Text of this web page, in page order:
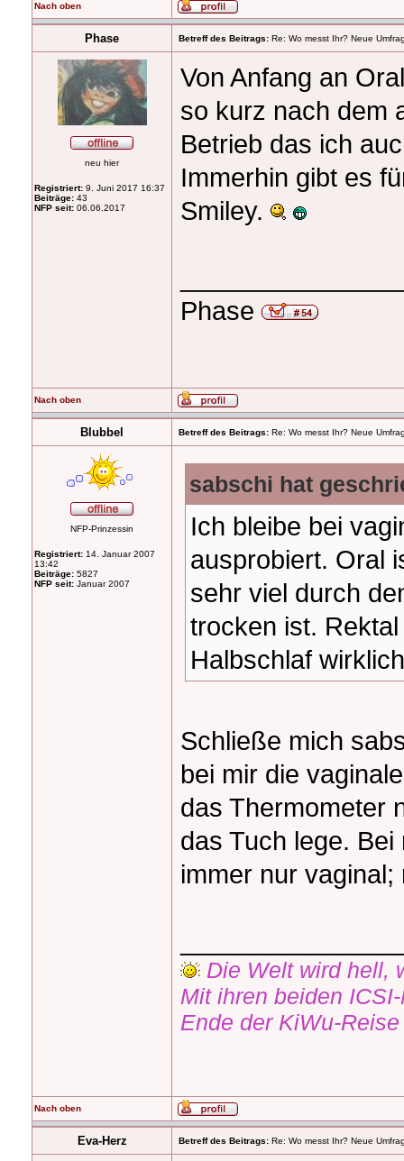
Nach oben
Phase Betreff des Beitrags: Re: Wo messt Ihr? Neue
neu hier
Registriert: 9. Juni 2017 16:37
Beiträge: 43
NFP seit: 06.06.2017
Von Anfang an
so kurz nach dem
Betrieb das ich
Immerhin gibt es
Smiley.
Phase
Nach oben
Blubbel Betreff des Beitrags: Re: Wo messt Ihr? Neue
NFP-Prinzessin
Registriert: 14. Januar 2007
13:42
Beiträge: 5827
NFP seit: Januar 2007
sabschi hat
Ich bleibe bei
ausprobiert. Oral
sehr viel durch
trocken ist.
Halbschlaf
Schließe mich
bei mir die
das Thermometer
das Tuch lege.
immer nur
Die Welt wird hell,
Mit ihren beiden
Ende der KiWu-
Nach oben
Eva-Herz Betreff des Beitrags: Re: Wo messt Ihr? Neue